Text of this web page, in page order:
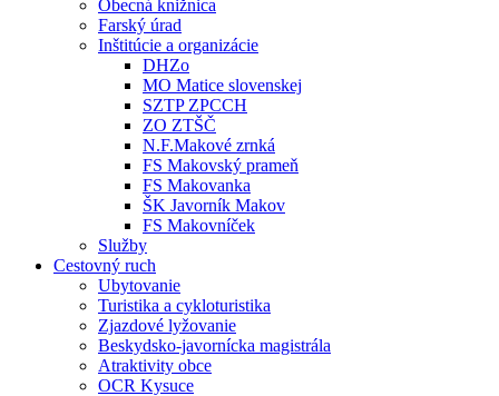
Obecná knižnica
Farský úrad
Inštitúcie a organizácie
DHZo
MO Matice slovenskej
SZTP ZPCCH
ZO ZTŠČ
N.F.Makové zrnká
FS Makovský prameň
FS Makovanka
ŠK Javorník Makov
FS Makovníček
Služby
Cestovný ruch
Ubytovanie
Turistika a cykloturistika
Zjazdové lyžovanie
Beskydsko-javornícka magistrála
Atraktivity obce
OCR Kysuce